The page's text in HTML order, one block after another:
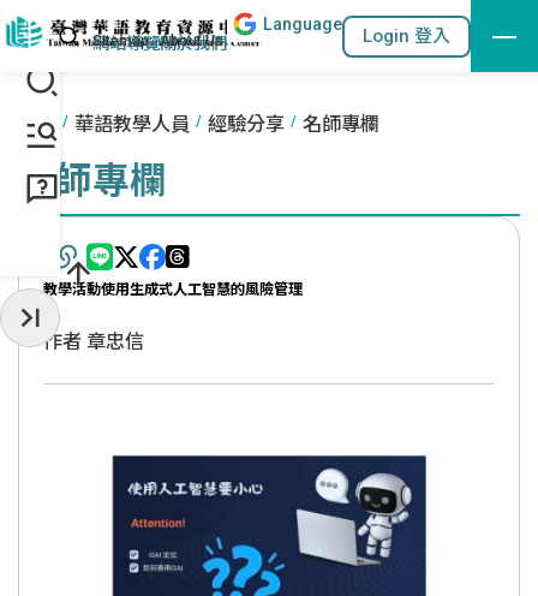
跳到主要內容區塊
::: 站內搜尋
網站導覽關於我們
Language
Login 登入
:::
首頁 華語教學人員 經驗分享 名師專欄
名師專欄
教學活動使用生成式人工智慧的風險管理
作者 章忠信
收起常用服務